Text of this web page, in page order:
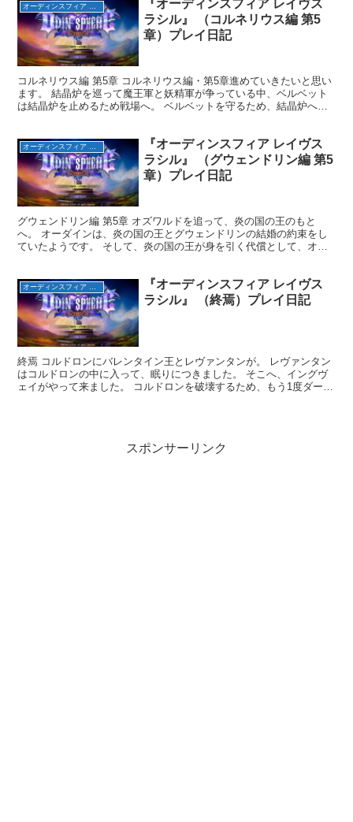
『オーディンスフィア レイヴス
ラシル』 （コルネリウス編 第5
章）プレイ日記
コルネリウス編 第5章 コルネリウス編・第5章進めていきたいと思い
ます。 結晶炉を巡って魔王軍と妖精軍が争っている中、ベルベット
は結晶炉を止めるため戦場へ。 ベルベットを守るため、結晶炉へ向
『オーディンスフィア レイヴス
ラシル』 （グウェンドリン編 第5
章）プレイ日記
グウェンドリン編 第5章 オズワルドを追って、炎の国の王のもと
へ。 オーダインは、炎の国の王とグウェンドリンの結婚の約束をし
ていたようです。 そして、炎の国の王が身を引く代償として、オズ
『オーディンスフィア レイヴス
ラシル』 （終焉）プレイ日記
終焉 コルドロンにバレンタイン王とレヴァンタンが。 レヴァンタン
はコルドロンの中に入って、眠りにつきました。 そこへ、イングヴ
ェイがやって来ました。 コルドロンを破壊するため、もう1度ダーコ
スポンサーリンク